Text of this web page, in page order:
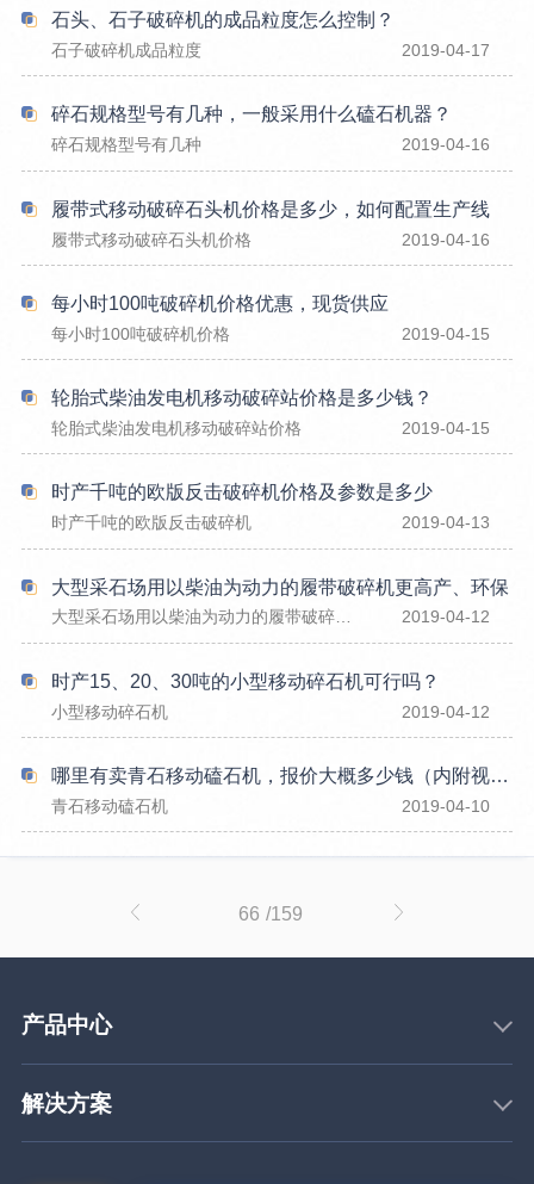
石头、石子破碎机的成品粒度怎么控制？
石子破碎机成品粒度 2019-04-17
碎石规格型号有几种，一般采用什么磕石机器？
碎石规格型号有几种 2019-04-16
履带式移动破碎石头机价格是多少，如何配置生产线
履带式移动破碎石头机价格 2019-04-16
每小时100吨破碎机价格优惠，现货供应
每小时100吨破碎机价格 2019-04-15
轮胎式柴油发电机移动破碎站价格是多少钱？
轮胎式柴油发电机移动破碎站价格 2019-04-15
时产千吨的欧版反击破碎机价格及参数是多少
时产千吨的欧版反击破碎机 2019-04-13
大型采石场用以柴油为动力的履带破碎机更高产、环保
大型采石场用以柴油为动力的履带破碎机更高产、环保 2019-04-12
时产15、20、30吨的小型移动碎石机可行吗？
小型移动碎石机 2019-04-12
哪里有卖青石移动磕石机，报价大概多少钱（内附视频）
青石移动磕石机 2019-04-10
66 /159
产品中心
解决方案